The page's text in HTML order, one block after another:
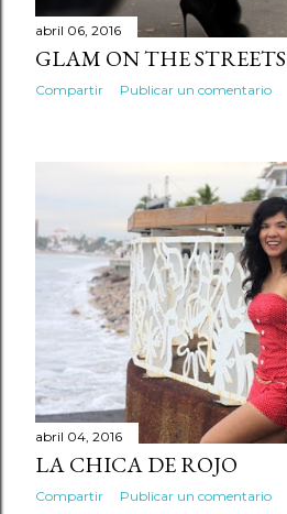
abril 06, 2016
GLAM ON THE STREETS
Compartir Publicar un comentario
abril 04, 2016
LA CHICA DE ROJO
Compartir Publicar un comentario